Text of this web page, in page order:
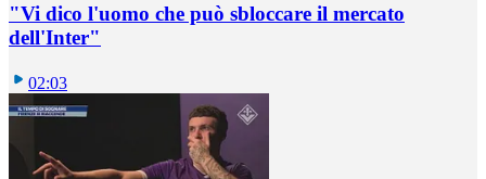
"Vi dico l'uomo che può sbloccare il mercato
dell'Inter"
02:03